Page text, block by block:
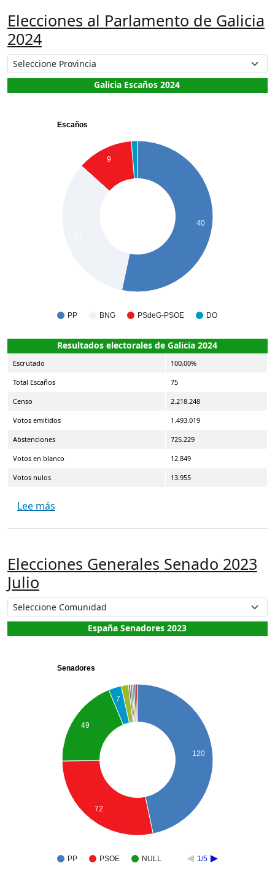
Elecciones al Parlamento de Galicia
2024
Galicia Escaños 2024
Escaños
PP BNG PSdeG-PSOE DO
9
40
Resultados electorales de Galicia 2024
Escrutado 100,00%
Total Escaños 75
Censo 2.218.248
Votos emitidos 1.493.019
Abstenciones 725.229
Votos en blanco 12.849
Votos nulos 13.955
Lee más
Elecciones Generales Senado 2023
Julio
España Senadores 2023
Senadores
PP PSOE NULL 1/5
120
7
49
72